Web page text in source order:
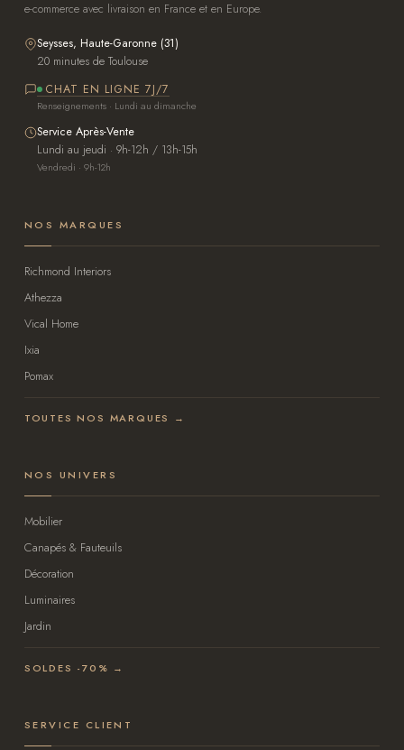
e-commerce avec livraison en France et en Europe.
Seysses, Haute-Garonne (31)
20 minutes de Toulouse
CHAT EN LIGNE 7J/7
Renseignements · Lundi au dimanche
Service Après-Vente
Lundi au jeudi · 9h-12h / 13h-15h
Vendredi · 9h-12h
NOS MARQUES
Richmond Interiors
Athezza
Vical Home
Ixia
Pomax
TOUTES NOS MARQUES →
NOS UNIVERS
Mobilier
Canapés & Fauteuils
Décoration
Luminaires
Jardin
SOLDES -70% →
SERVICE CLIENT